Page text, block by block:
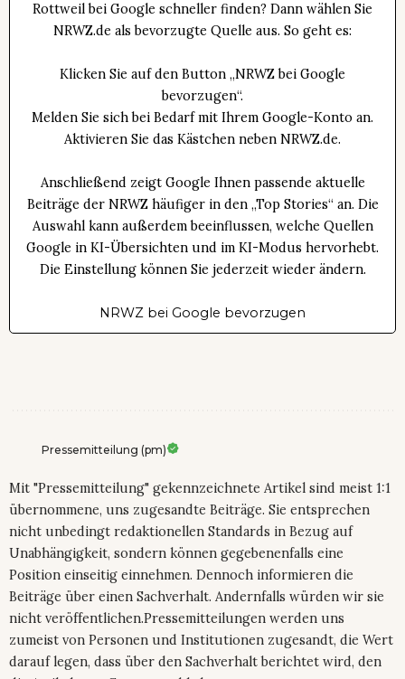
Rottweil bei Google schneller finden? Dann wählen Sie
NRWZ.de als bevorzugte Quelle aus. So geht es:
Klicken Sie auf den Button „NRWZ bei Google
bevorzugen“.
Melden Sie sich bei Bedarf mit Ihrem Google-Konto an.
Aktivieren Sie das Kästchen neben NRWZ.de.
Anschließend zeigt Google Ihnen passende aktuelle
Beiträge der NRWZ häufiger in den „Top Stories“ an. Die
Auswahl kann außerdem beeinflussen, welche Quellen
Google in KI-Übersichten und im KI-Modus hervorhebt.
Die Einstellung können Sie jederzeit wieder ändern.
NRWZ bei Google bevorzugen
Pressemitteilung (pm)
Mit "Pressemitteilung" gekennzeichnete Artikel sind meist 1:1
übernommene, uns zugesandte Beiträge. Sie entsprechen
nicht unbedingt redaktionellen Standards in Bezug auf
Unabhängigkeit, sondern können gegebenenfalls eine
Position einseitig einnehmen. Dennoch informieren die
Beiträge über einen Sachverhalt. Andernfalls würden wir sie
nicht veröffentlichen.Pressemitteilungen werden uns
zumeist von Personen und Institutionen zugesandt, die Wert
darauf legen, dass über den Sachverhalt berichtet wird, den